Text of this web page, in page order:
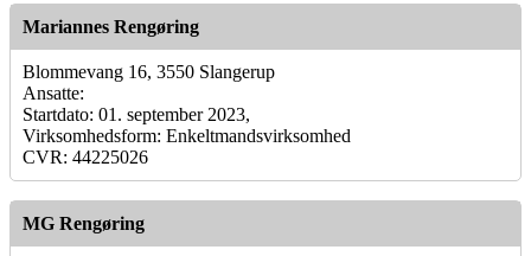
Mariannes Rengøring
Blommevang 16, 3550 Slangerup
Ansatte:
Startdato: 01. september 2023,
Virksomhedsform: Enkeltmandsvirksomhed
CVR: 44225026
MG Rengøring